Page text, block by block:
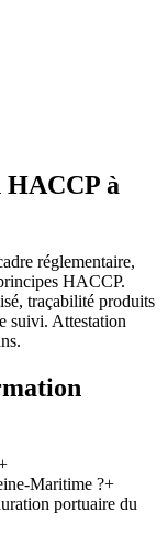
à
réglementaire,
HACCP.
traçabilité produits
suivi. Attestation
Maritime ?+
portuaire du